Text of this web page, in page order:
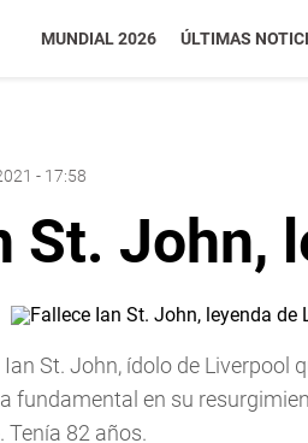
MUNDIAL 2026 ÚLTIMAS
- 17:58
St. John,
St. John, ídolo de Liverpool
fundamental en su
Tenía 82 años.